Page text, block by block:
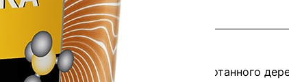
дисперсии. Имитирует цвет необработанного